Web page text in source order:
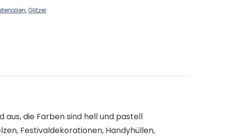
, Glitzer
aus, die Farben sind hell und pastell
Festivaldekorationen, Handyhüllen,